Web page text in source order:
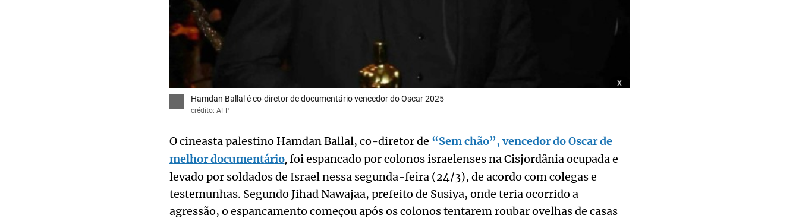
x
Hamdan Ballal é co-diretor de documentário vencedor do Oscar 2025
crédito: AFP
O cineasta palestino Hamdan Ballal, co-diretor de “Sem chão”, vencedor do Oscar de
melhor documentário,foi espancado por colonos israelenses na Cisjordânia ocupada e
levado por soldados de Israel nessa segunda-feira (24/3), de acordo com colegas e
testemunhas. Segundo Jihad Nawajaa, prefeito de Susiya, onde teria ocorrido a
agressão, o espancamento começou após os colonos tentarem roubar ovelhas de casas